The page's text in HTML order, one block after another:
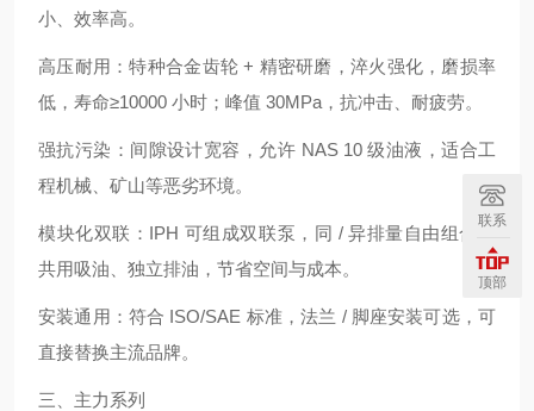
小、效率高。
高压耐用：特种合金齿轮 + 精密研磨，淬火强化，磨损率
低，寿命≥10000 小时；峰值 30MPa，抗冲击、耐疲劳。
强抗污染：间隙设计宽容，允许 NAS 10 级油液，适合工
程机械、矿山等恶劣环境。
模块化双联：IPH 可组成双联泵，同 / 异排量自由组合，
共用吸油、独立排油，节省空间与成本。
安装通用：符合 ISO/SAE 标准，法兰 / 脚座安装可选，可
直接替换主流品牌。
三、主力系列
联系
顶部